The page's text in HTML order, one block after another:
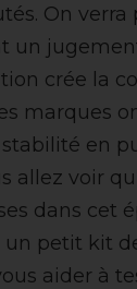
On verra
un
crée la
marques
en
allez voir
dans cet
un petit kit
aider à